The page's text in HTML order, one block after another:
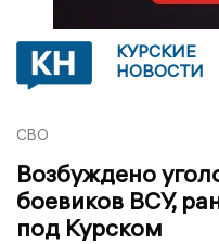
КУРСКИЕ
НОВОСТИ
СВО
Возбуждено
боевиков ВСУ,
под Курском